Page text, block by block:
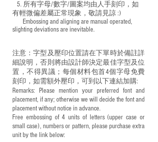
5. 所有字母/數字/圖案均由人手刻印，如
有輕微偏差屬正常現象，敬請見諒 :)
​ Embossing and aligning are manual operated,
slighting deviations are inevitable.
注意：字型及壓印位置請在下單時於備註詳
細說明，否則將由設計師決定最佳字型及位
置，不得異議；每個材料包首4個字母免費
刻印，如需額外壓印，可到以下連結加購:
Remarks: Please mention your preferred font and
placement, if any; otherwise we will decide the font and
placement without notice in advance.
Free embossing of 4 units of letters (upper case or
small case), numbers or pattern, please purchase extra
unit by the link below: